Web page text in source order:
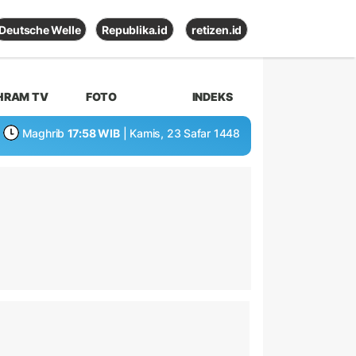
Deutsche Welle Republika.id retizen.id
TV FOTO INDEKS
Maghrib 17:58 WIB | Kamis, 23 Safar 1448